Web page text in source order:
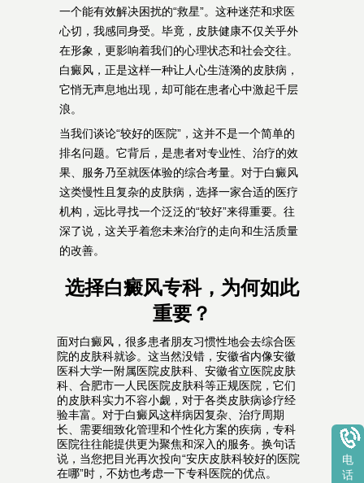
一个能有效解决困扰的“救星”。这种迷茫和求医
心切，我感同身受。毕竟，皮肤健康不仅关乎外
在形象，更影响着我们的心理状态和社会交往。
白癜风，正是这样一种让人心生涟漪的皮肤病，
它悄无声息地出现，却可能在患者心中激起千层
浪。
当我们谈论“较好的医院”，这并不是一个简单的
排名问题。它背后，是患者对专业性、治疗的效
果、服务乃至就医体验的综合考量。对于白癜风
这类慢性且复杂的皮肤病，选择一家合适的医疗
机构，远比寻找一个泛泛的“较好”来得重要。往
深了说，这关乎着您未来治疗的走向和生活质量
的改善。
选择白癜风专科，为何如此
重要？
面对白癜风，很多患者朋友习惯性地会去综合医
院的皮肤科就诊。这当然没错，安徽省内像安徽
医科大学一附属医院皮肤科、安徽省立医院皮肤
科、合肥市一人民医院皮肤科等正规医院，它们
的皮肤科实力不容小觑，对于各类皮肤病诊疗经
验丰富。对于白癜风这样病因复杂、治疗周期
长、需要细致化管理和个性化方案的疾病，专科
医院往往能提供更为聚焦和深入的服务。换句话
说，当您把目光再次投向“安庆皮肤科较好的医院
在哪”时，不妨也考虑一下专科医院的优点。
电
话